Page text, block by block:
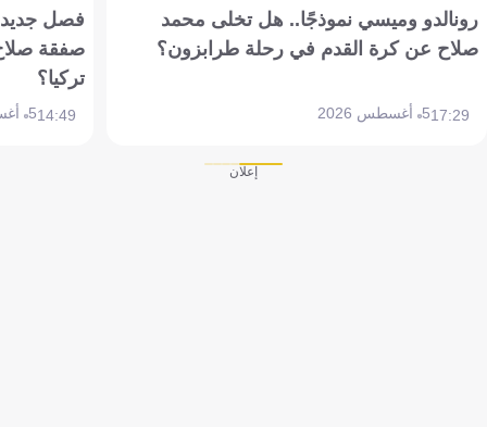
رونالدو وميسي نموذجًا.. هل تخلى محمد
صلاح عن كرة القدم في رحلة طرابزون؟
17:295 أغسطس 2026
فصل جديد
صفقة
تركيا؟
14:495 أغسطس 2026
إعلان